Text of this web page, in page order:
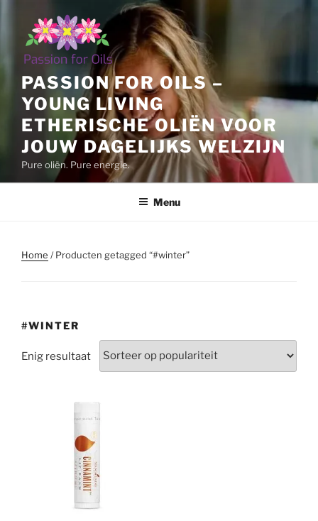
inhoud
PASSION FOR OILS –
YOUNG LIVING
ETHERISCHE OLIËN VOOR
JOUW DAGELIJKS WELZIJN
Pure oliën. Pure energie.
Menu
Home / Producten getagged “#winter”
#WINTER
Enig resultaat